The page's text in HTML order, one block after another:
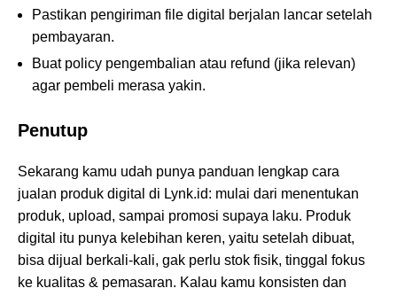
Pastikan pengiriman file digital berjalan lancar setelah
pembayaran.
Buat policy pengembalian atau refund (jika relevan)
agar pembeli merasa yakin.
Penutup
Sekarang kamu udah punya panduan lengkap cara
jualan produk digital di Lynk.id: mulai dari menentukan
produk, upload, sampai promosi supaya laku. Produk
digital itu punya kelebihan keren, yaitu setelah dibuat,
bisa dijual berkali-kali, gak perlu stok fisik, tinggal fokus
ke kualitas & pemasaran. Kalau kamu konsisten dan